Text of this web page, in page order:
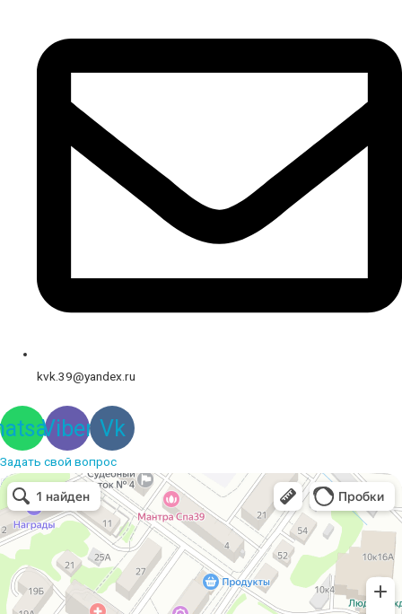
kvk.39@yandex.ru
Viber Vk
Задать свой вопрос
Вышивальная компания
Услуги вышивки в Калининграде